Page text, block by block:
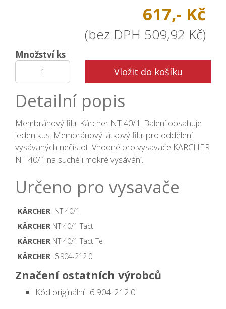
617,- Kč
(bez DPH 509,92 Kč)
Množství ks
Vložit do košíku
Detailní popis
Membránový filtr Kärcher NT 40/1. Balení obsahuje
jeden kus. Membránový látkový filtr pro oddělení
vysávaných nečistot. Vhodné pro vysavače KÄRCHER
NT 40/1 na suché i mokré vysávání.
Určeno pro vysavače
KÄRCHER NT 40/1
KÄRCHER NT 40/1 Tact
KÄRCHER NT 40/1 Tact Te
KÄRCHER 6.904-212.0
Značení ostatních výrobců
Kód originální : 6.904-212.0